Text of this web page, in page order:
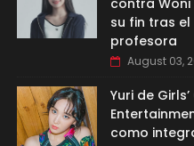
contra Woni
su fin tras
profesora
August 03,
Yuri de
como